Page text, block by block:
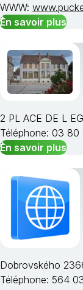
WWW:
En savoir plus
2 PL ACE DE L
Téléphone: 03 80
En savoir plus
Dobrovského
Téléphone: 564